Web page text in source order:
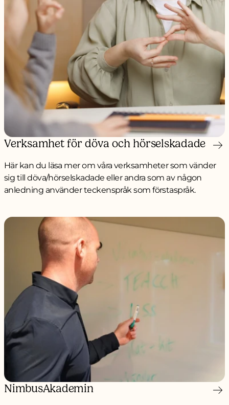
Verksamhet för döva och hörselskadade
Här kan du läsa mer om våra verksamheter som vänder
sig till döva/hörselskadade eller andra som av någon
anledning använder teckenspråk som förstaspråk.
NimbusAkademin